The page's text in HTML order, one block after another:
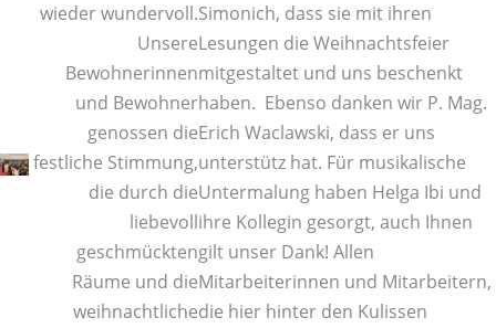
wieder wundervoll.
Unsere
Bewohnerinnen
und Bewohner
genossen die
festliche Stimmung,
die durch die
liebevoll
geschmückten
Räume und die
weihnachtliche
Simonich, dass sie mit ihren
Lesungen die Weihnachtsfeier
mitgestaltet und uns beschenkt
haben. Ebenso danken wir P. Mag.
Erich Waclawski, dass er uns
unterstütz hat. Für musikalische
Untermalung haben Helga Ibi und
ihre Kollegin gesorgt, auch Ihnen
gilt unser Dank! Allen
Mitarbeiterinnen und Mitarbeitern,
die hier hinter den Kulissen